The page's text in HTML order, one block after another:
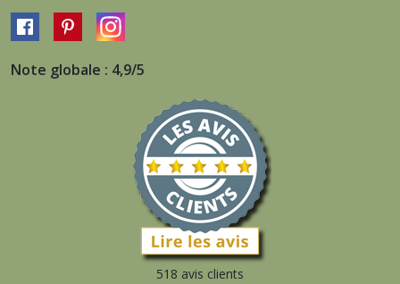
Note globale : 4,9/5
518 avis clients